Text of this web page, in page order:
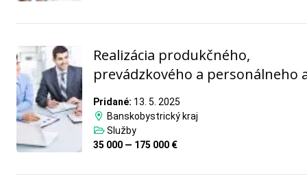
Realizácia produkčného,
prevádzkového a personálneho
Pridané: 13. 5. 2025
Banskobystrický kraj
Služby
35 000 — 175 000 €